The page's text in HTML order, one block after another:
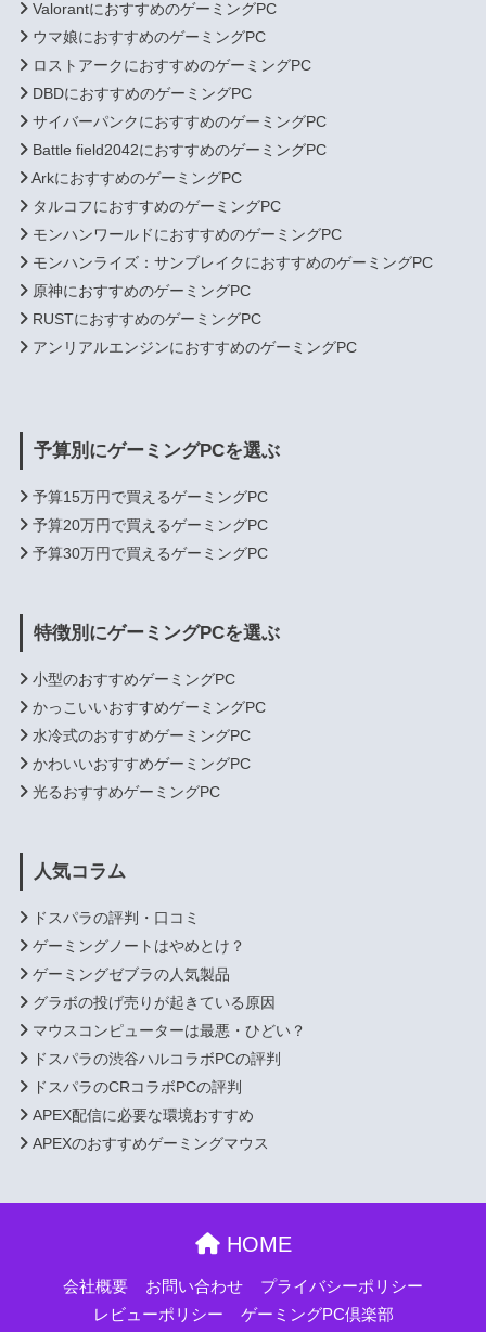
ValorantにおすすめのゲーミングPC
ウマ娘におすすめのゲーミングPC
ロストアークにおすすめのゲーミングPC
DBDにおすすめのゲーミングPC
サイバーパンクにおすすめのゲーミングPC
Battle field2042におすすめのゲーミングPC
ArkにおすすめのゲーミングPC
タルコフにおすすめのゲーミングPC
モンハンワールドにおすすめのゲーミングPC
モンハンライズ：サンブレイクにおすすめのゲーミングPC
原神におすすめのゲーミングPC
RUSTにおすすめのゲーミングPC
アンリアルエンジンにおすすめのゲーミングPC
予算別にゲーミングPCを選ぶ
予算15万円で買えるゲーミングPC
予算20万円で買えるゲーミングPC
予算30万円で買えるゲーミングPC
特徴別にゲーミングPCを選ぶ
小型のおすすめゲーミングPC
かっこいいおすすめゲーミングPC
水冷式のおすすめゲーミングPC
かわいいおすすめゲーミングPC
光るおすすめゲーミングPC
人気コラム
ドスパラの評判・口コミ
ゲーミングノートはやめとけ？
ゲーミングゼブラの人気製品
グラボの投げ売りが起きている原因
マウスコンピューターは最悪・ひどい？
ドスパラの渋谷ハルコラボPCの評判
ドスパラのCRコラボPCの評判
APEX配信に必要な環境おすすめ
APEXのおすすめゲーミングマウス
HOME
会社概要 お問い合わせ
プライバシーポリシー
レビューポリシー
ゲーミングPC倶楽部